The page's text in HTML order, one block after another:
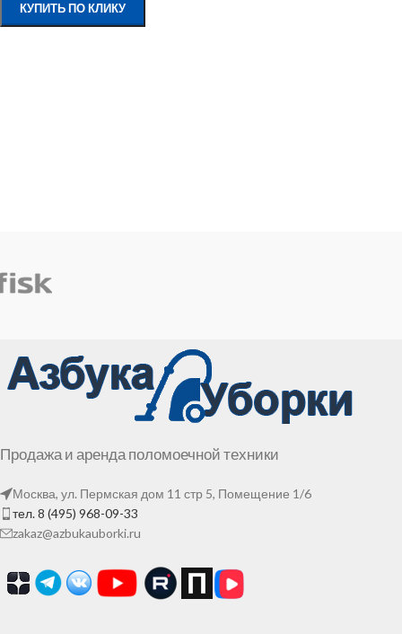
КУПИТЬ ПО КЛИКУ
Продажа и аренда поломоечной техники
Москва, ул. Пермская дом 11 стр 5, Помещение 1/6
тел. 8 (495) 968-09-33
zakaz@azbukauborki.ru